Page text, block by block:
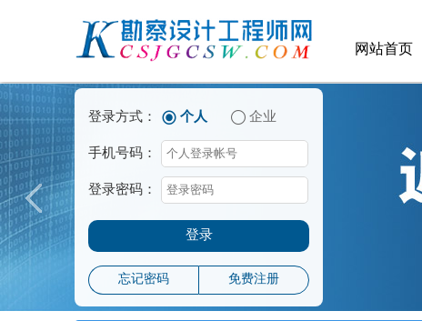
网站首页
登录方式： 个人 企业
手机号码：
登录密码：
登录
忘记密码 免费注册